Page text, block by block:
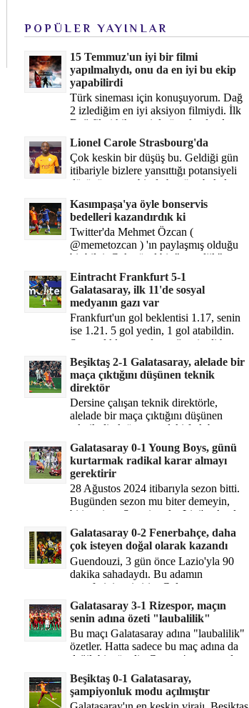
POPÜLER YAYINLAR
15 Temmuz'un iyi bir filmi
yapılmalıydı, onu da en iyi bu ekip
yapabilirdi
Türk sineması için konuşuyorum. Dağ
2 izlediğim en iyi aksiyon filmiydi. İlk
Dağ filmi hikayesiyle ön plandaydı,
Dağ 2 ise belki o hika...
Lionel Carole Strasbourg'da
Çok keskin bir düşüş bu. Geldiği gün
itibariyle bizlere yansıttığı potansiyeli
düşünüyorum, bir de bugüne bakalım.
Kasımpaşa'ya öyle bonservis
bedelleri kazandırdık ki
Twitter'da Mehmet Özcan (
@memetozcan ) 'ın paylaşmış olduğu
bir bilgi. Çok güzel bir "nostaljik" pas
diyelim. Kasımpaşa...
Eintracht Frankfurt 5-1
Galatasaray, ilk 11'de sosyal
medyanın gazı var
Frankfurt'un gol beklentisi 1.17, senin
ise 1.21. 5 gol yedin, 1 gol atabildin.
Şanssızlıkla mı anlatacağız şimdi bu
durumu? Rakibin 5 ş...
Beşiktaş 2-1 Galatasaray, alelade bir
maça çıktığını düşünen teknik
direktör
Dersine çalışan teknik direktörle,
alelade bir maça çıktığını düşünen
teknik direktör arasındaki fark bu
işte. Solskjaer'in çalıştığı de...
Galatasaray 0-1 Young Boys, günü
kurtarmak radikal karar almayı
gerektirir
28 Ağustos 2024 itibarıyla sezon bitti.
Bugünden sezon mu biter demeyin,
bitiyor işte. Şampiyonlar Ligi'ne katılım
hakkı senin misyonun ...
Galatasaray 0-2 Fenerbahçe, daha
çok isteyen doğal olarak kazandı
Guendouzi, 3 gün önce Lazio'yla 90
dakika sahadaydı. Bu adamın
transferini yetiştirip, Galatasaray
karşısında 11 oynamasını sağlıyorsun....
Galatasaray 3-1 Rizespor, maçın
senin adına özeti "laubalilik"
Bu maçı Galatasaray adına "laubalilik"
özetler. Hatta sadece bu maç adına da
değil, bir süredir. Geçen 4 maçta sadece
1 gol yedin ...
Beşiktaş 0-1 Galatasaray,
şampiyonluk modu açılmıştır